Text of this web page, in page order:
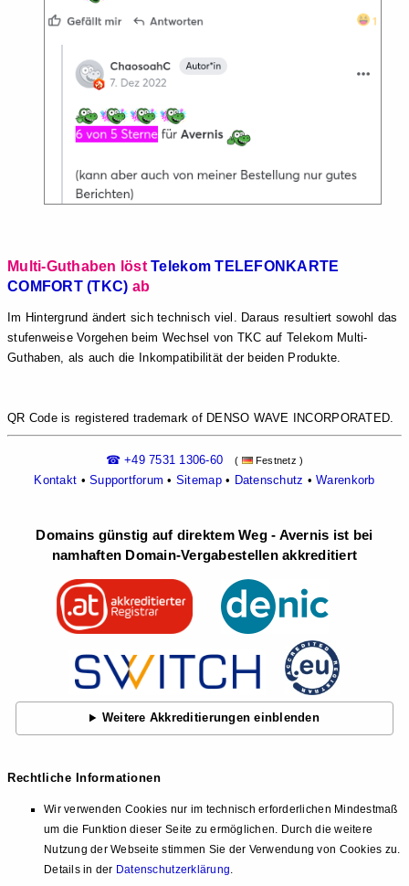
Multi-Guthaben löstTelekom TELEFONKARTE
COMFORT (TKC) ab
Im Hintergrund ändert sich technisch viel. Daraus resultiert sowohl das
stufenweise Vorgehen beim Wechsel von TKC auf Telekom Multi-
Guthaben, als auch die Inkompatibilität der beiden Produkte.
QR Code is registered trademark of DENSO WAVE INCORPORATED.
☎ +49 7531 1306-60 ( Festnetz )
Kontakt •Supportforum • Sitemap• Datenschutz •Warenkorb
Domains günstig auf direktem Weg - Avernis ist bei
namhaften Domain-Vergabestellen akkreditiert
Weitere Akkreditierungen einblenden
Rechtliche Informationen
Wir verwenden Cookies nur im technisch erforderlichen Mindestmaß
um die Funktion dieser Seite zu ermöglichen. Durch die weitere
Nutzung der Webseite stimmen Sie der Verwendung von Cookies zu.
Details in der Datenschutzerklärung.